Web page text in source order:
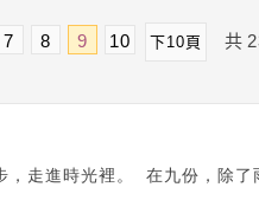
7 8 9 10 下10頁 共
，走進時光裡。 在九份，除了